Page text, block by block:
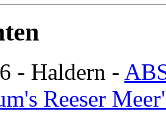
- Haldern -
Reeser